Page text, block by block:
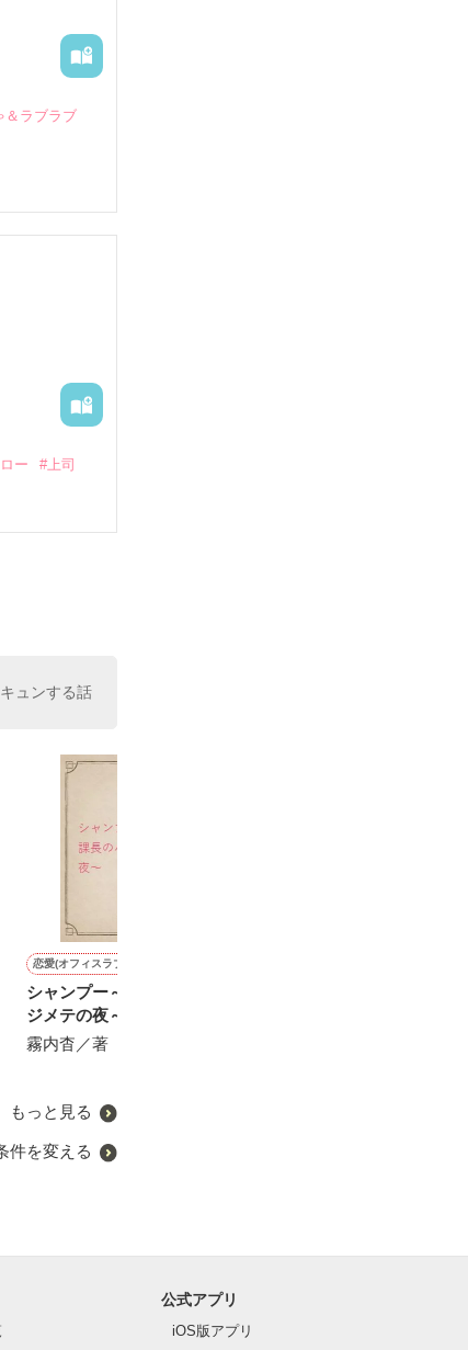
＆ラブラブ
御曹司に
恭司その
た上、二
ー #上司
まで提案
ュンする話
恋愛(オフィスラブ)
シャンプー～私と課長のハ
ジメテの夜～
霧内杳／著
もっと見る
件を変える
公式アプリ
iOS版アプリ